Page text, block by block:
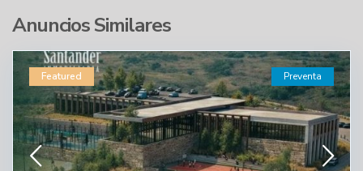
Anuncios Similares
Featured Preventa